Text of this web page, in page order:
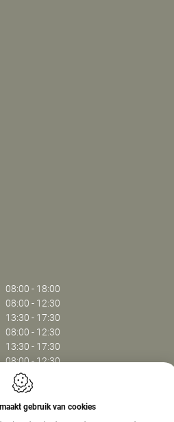
08:00 - 18:00
08:00 - 12:30
13:30 - 17:30
08:00 - 12:30
13:30 - 17:30
08:00 - 12:30
13:30 - 17:30
08:00 - 13:30
gebruik van cookies